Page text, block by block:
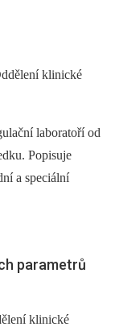
klinické
laboratoří od
Popisuje
a speciální
parametrů
klinické